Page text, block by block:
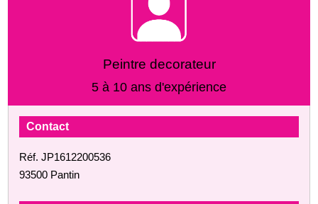
Peintre decorateur
5 à 10 ans d'expérience
Contact
Réf. JP1612200536
93500 Pantin